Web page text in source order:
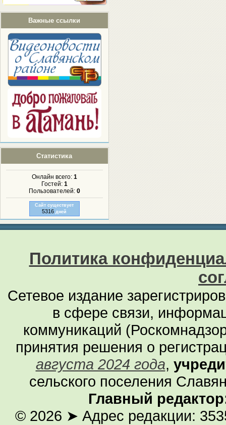
Важные ссылки
Статистика
Онлайн всего: 1
Гостей: 1
Пользователей: 0
Сайт существует
5316 дней
Политика
Сетевое издание
в сфере связи,
коммуникаций
принятия решения о
августа 2024 года,
сельского поселения
Главный
© 2026 ➤ Адрес редакции: